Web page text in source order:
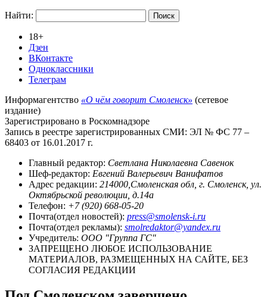
Найти:
18+
Дзен
ВКонтакте
Одноклассники
Телеграм
Информагентство «О чём говорит Смоленск» (сетевое
издание)
Зарегистрировано в Роскомнадзоре
Запись в реестре зарегистрированных СМИ: ЭЛ № ФС 77 –
68403 от 16.01.2017 г.
Главный редактор: Светлана Николаевна Савенок
Шеф-редактор: Евгений Валерьевич Ванифатов
Адрес редакции: 214000,Смоленская обл, г. Смоленск, ул.
Октябрьской революции, д.14а
Телефон: +7 (920) 668-05-20
Почта(отдел новостей): press@smolensk-i.ru
Почта(отдел рекламы): smolredaktor@yandex.ru
Учредитель: ООО "Группа ГС"
ЗАПРЕЩЕНО ЛЮБОЕ ИСПОЛЬЗОВАНИЕ
МАТЕРИАЛОВ, РАЗМЕЩЕННЫХ НА САЙТЕ, БЕЗ
СОГЛАСИЯ РЕДАКЦИИ